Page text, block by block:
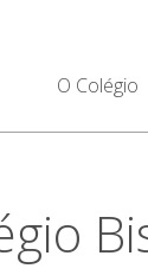
O Colégio